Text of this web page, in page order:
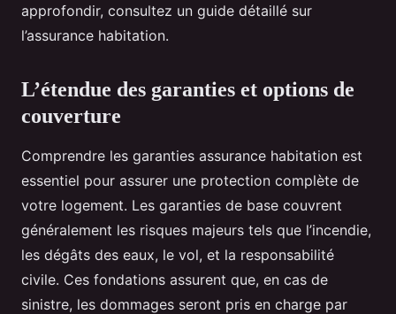
approfondir, consultez un guide détaillé sur
l’assurance habitation.
L’étendue des garanties et options de
couverture
Comprendre les garanties assurance habitation est
essentiel pour assurer une protection complète de
votre logement. Les garanties de base couvrent
généralement les risques majeurs tels que l’incendie,
les dégâts des eaux, le vol, et la responsabilité
civile. Ces fondations assurent que, en cas de
sinistre, les dommages seront pris en charge par